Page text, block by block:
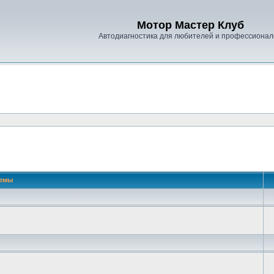
Мотор Мастер Клуб
Автодиагностика для любителей и